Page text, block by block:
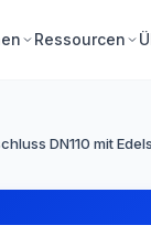
Ressourcen
DN110 mit